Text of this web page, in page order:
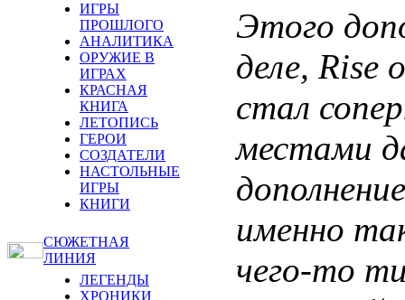
ИГРЫ
ПРОШЛОГО
АНАЛИТИКА
ОРУЖИЕ В
ИГРАХ
КРАСНАЯ
КНИГА
ЛЕТОПИСЬ
ГЕРОИ
СОЗДАТЕЛИ
НАСТОЛЬНЫЕ
ИГРЫ
КНИГИ
СЮЖЕТНАЯ
ЛИНИЯ
ЛЕГЕНДЫ
ХРОНИКИ
Этого
деле, Rise
стал
местами
именно
чего-то